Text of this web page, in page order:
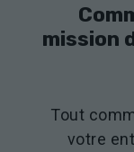
mission
Tout
votre